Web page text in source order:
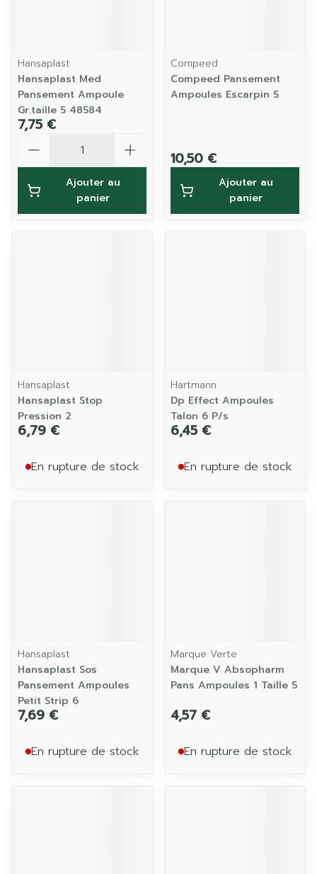
Hansaplast
Hansaplast Med
Pansement Ampoule
Gr.taille 5 48584
7,75 €
Ajouter au
panier
Compeed
Compeed Pansement
Ampoules Escarpin 5
10,50 €
Ajouter au
panier
Hansaplast
Hansaplast Stop
Pression 2
6,79 €
En rupture de stock
Hartmann
Dp Effect Ampoules
Talon 6 P/s
6,45 €
En rupture de stock
Hansaplast
Hansaplast Sos
Pansement Ampoules
Petit Strip 6
7,69 €
En rupture de stock
Marque Verte
Marque V Absopharm
Pans Ampoules 1 Taille 5
4,57 €
En rupture de stock